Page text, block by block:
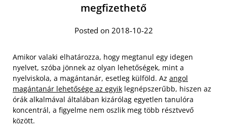
megfizethető
Posted on 2018-10-22
Amikor valaki elhatározza, hogy megtanul egy idegen
nyelvet, szóba jönnek az olyan lehetőségek, mint a
nyelviskola, a magántanár, esetleg külföld. Az angol
magántanár lehetősége az egyik legnépszerűbb, hiszen az
órák alkalmával általában kizárólag egyetlen tanulóra
koncentrál, a figyelme nem oszlik meg több résztvevő
között.